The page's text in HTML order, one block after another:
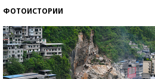
ФОТОИСТОРИИ